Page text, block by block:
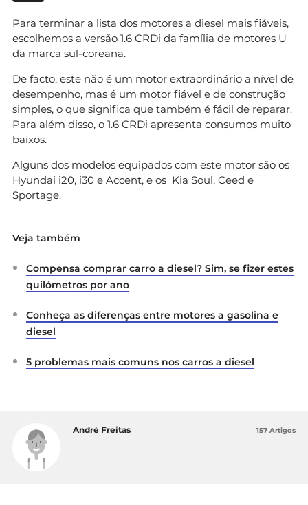
Para terminar a lista dos motores a diesel mais fiáveis,
escolhemos a versão 1.6 CRDi da família de motores U
da marca sul-coreana.
De facto, este não é um motor extraordinário a nível de
desempenho, mas é um motor fiável e de construção
simples, o que significa que também é fácil de reparar.
Para além disso, o 1.6 CRDi apresenta consumos muito
baixos.
Alguns dos modelos equipados com este motor são os
Hyundai i20, i30 e Accent, e os Kia Soul, Ceed e
Sportage.
Veja também
Compensa comprar carro a diesel? Sim, se fizer estes
quilómetros por ano
Conheça as diferenças entre motores a gasolina e
diesel
5 problemas mais comuns nos carros a diesel
André Freitas 157 Artigos